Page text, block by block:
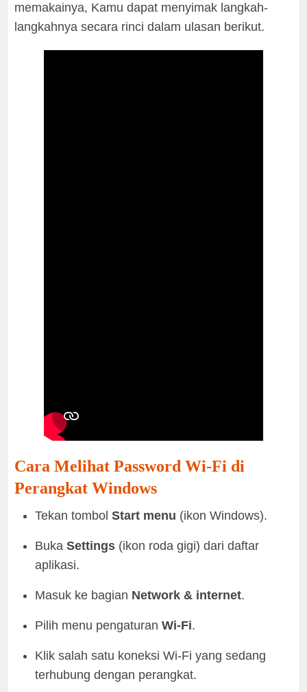
memakainya, Kamu dapat menyimak langkah-
langkahnya secara rinci dalam ulasan berikut.
Cara Melihat Password Wi-Fi di
Perangkat Windows
Tekan tombolStart menu (ikon Windows).
BukaSettings (ikon roda gigi) dari daftar
aplikasi.
Masuk ke bagian Network & internet.
Pilih menu pengaturanWi-Fi.
Klik salah satu koneksi Wi-Fi yang sedang
terhubung dengan perangkat.